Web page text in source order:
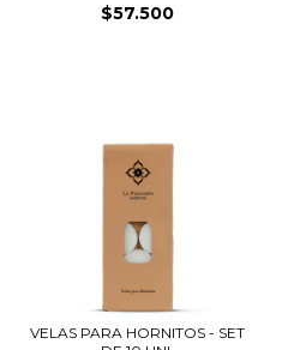
$57.500
VELAS PARA HORNITOS - SET